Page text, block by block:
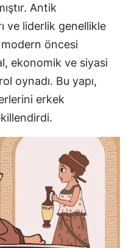
Antik
ve liderlik genellikle
öncesi
ekonomik ve siyasi
oynadı. Bu yapı,
erkek